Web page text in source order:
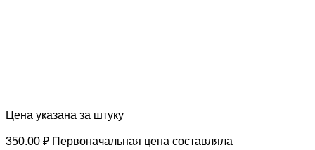
Цена указана за штуку
350.00₽ Первоначальная цена составляла